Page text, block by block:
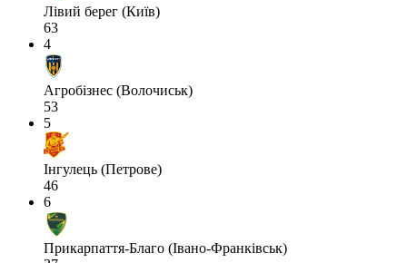
Лівий берег (Київ)
63
4
Агробізнес (Волочиськ)
53
5
Інгулець (Петрове)
46
6
Прикарпаття-Благо (Івано-Франківськ)